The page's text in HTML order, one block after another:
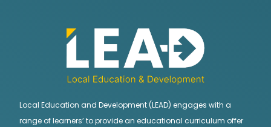
Local Education and Development (LEAD) engages with a
range of learners’ to provide an educational curriculum offer